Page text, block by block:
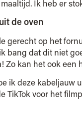
Ik heb er
de oven
gerecht op het
bang dat dit niet
Zo kan het ook een
ik deze kabeljauw
TikTok voor het